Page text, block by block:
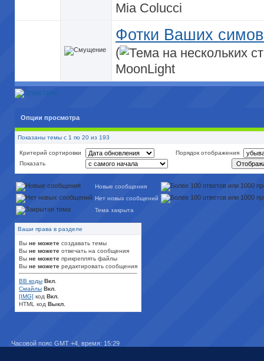
Mia Colucci
Фотки Ваших
(
MoonLight
Опции просмотра
Показаны темы с 1 по 20 из 193
Критерий сортировки
Порядок отображения
Показать
Новые сообщения
Нет новых сообщений
Тема закрыта
Ваши права в разделе
Вы не можете создавать темы
Вы не можете отвечать на сообщения
Вы не можете прикреплять файлы
Вы не можете редактировать сообщения
BB коды Вкл.
Смайлы Вкл.
[IMG] код Вкл.
HTML код Выкл.
Часовой пояс GMT +4, время: 15:29